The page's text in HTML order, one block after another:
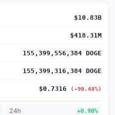
$10.83B
$418.31M
155,399,556,384 DOGE
155,399,316,384 DOGE
$0.7316 (-90.48%)
24h +0.90%